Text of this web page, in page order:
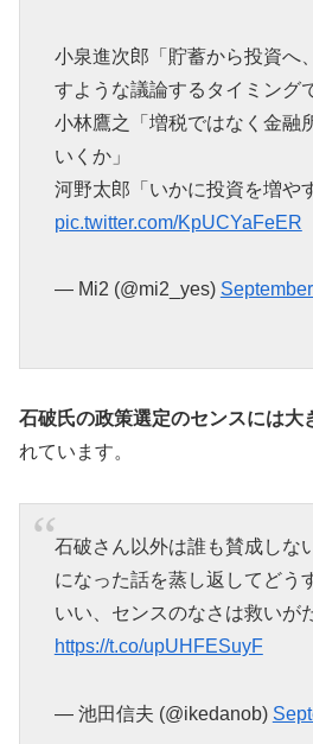
小泉進次郎「貯蓄から投資へ
すような議論するタイミング
小林鷹之「増税ではなく金融
いくか」
河野太郎「いかに投資を増や
pic.twitter.com/KpUCYaFeER
— Mi2 (@mi2_yes)
石破氏の政策選定のセンスには大
れています。
石破さん以外は誰も賛成しな
になった話を蒸し返してどう
いい、センスのなさは救いが
https://t.co/upUHFESuyF
— 池田信夫 (@ikedanob)